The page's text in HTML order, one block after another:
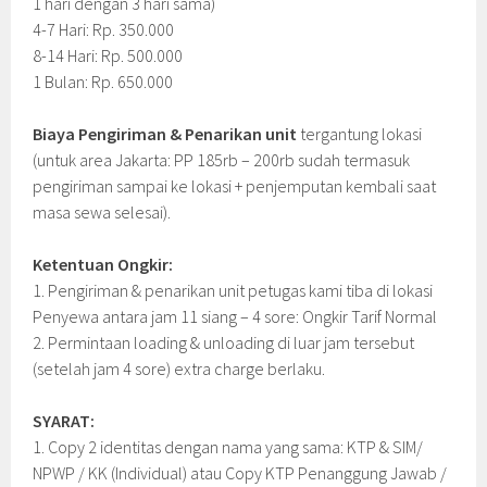
4-7 Hari: Rp. 350.000
8-14 Hari: Rp. 500.000
1 Bulan: Rp. 650.000
Biaya Pengiriman & Penarikan unit tergantung lokasi
(untuk area Jakarta: PP 185rb – 200rb sudah termasuk
pengiriman sampai ke lokasi + penjemputan kembali saat
masa sewa selesai).
Ketentuan Ongkir:
1. Pengiriman & penarikan unit petugas kami tiba di lokasi
Penyewa antara jam 11 siang – 4 sore: Ongkir Tarif Normal
2. Permintaan loading & unloading di luar jam tersebut
(setelah jam 4 sore) extra charge berlaku.
SYARAT:
1. Copy 2 identitas dengan nama yang sama: KTP & SIM/
NPWP / KK (Individual) atau Copy KTP Penanggung Jawab /